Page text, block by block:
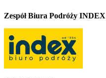
Zespół Biura Podróży INDEX